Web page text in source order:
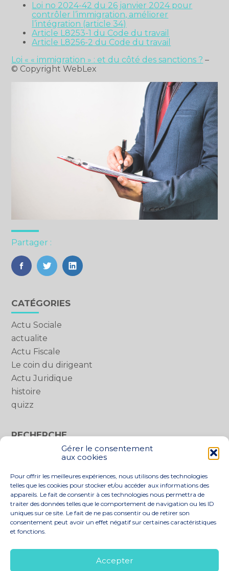
Gérer le consentement
aux cookies
Pour offrir les meilleures expériences, nous utilisons des technologies
telles que les cookies pour stocker et/ou accéder aux informations des
appareils. Le fait de consentir à ces technologies nous permettra de
traiter des données telles que le comportement de navigation ou les ID
uniques sur ce site. Le fait de ne pas consentir ou de retirer son
consentement peut avoir un effet négatif sur certaines caractéristiques
et fonctions.
Accepter
Loi no 2024-42 du 26 janvier 2024 pour
contrôler l’immigration, améliorer
l’intégration (article 34)
Article L8253-1 du Code du travail
Article L8256-2 du Code du travail
Loi « « immigration » : et du côté des sanctions ? –
© Copyright WebLex
Partager :
FaceBook
TwitterLinkedIn
Blog
sidebar
CATÉGORIES
Actu Sociale
actualite
Actu Fiscale
Le coin du dirigeant
Actu Juridique
histoire
quizz
RECHERCHE
Rechercher :
Principale
NOS SOLUTIONS
ACTUALITÉS